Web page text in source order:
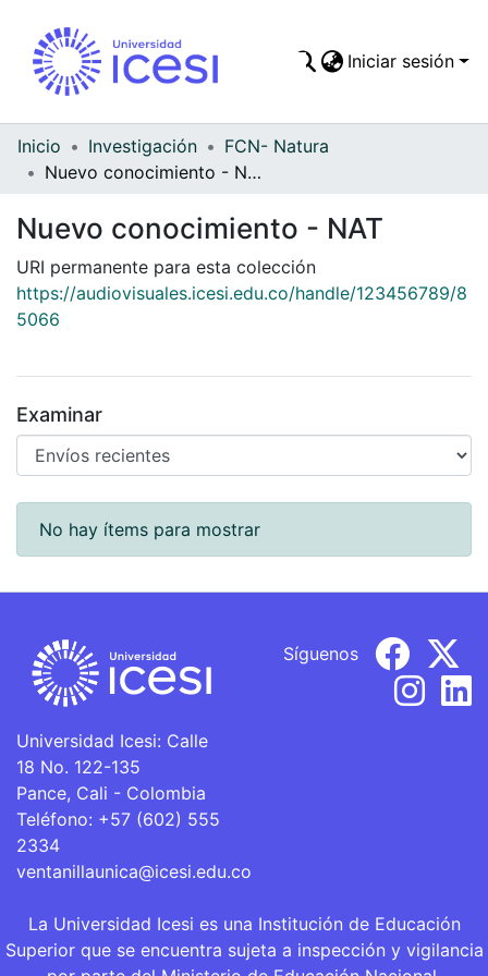
Todo DSpace
Iniciar sesión
Inicio Investigación
FCN- Natura
Nuevo conocimiento - NAT
Nuevo conocimiento - NAT
URI permanente para esta colección
https://audiovisuales.icesi.edu.co/handle/123456789/8
5066
Examinar
Envíos recientes
No hay ítems para mostrar
Universidad Icesi: Calle
18 No. 122-135
Pance, Cali - Colombia
Teléfono: +57 (602) 555
2334
ventanillaunica@icesi.edu.co
Síguenos
La Universidad Icesi es una Institución de Educación
Superior que se encuentra sujeta a inspección y vigilancia